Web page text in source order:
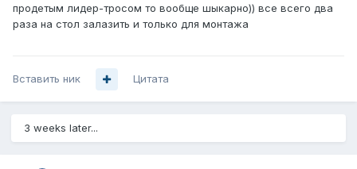
продетым лидер-тросом то вообще шыкарно)) все всего два
раза на стол залазить и только для монтажа
Вставить ник Цитата
3 weeks later...